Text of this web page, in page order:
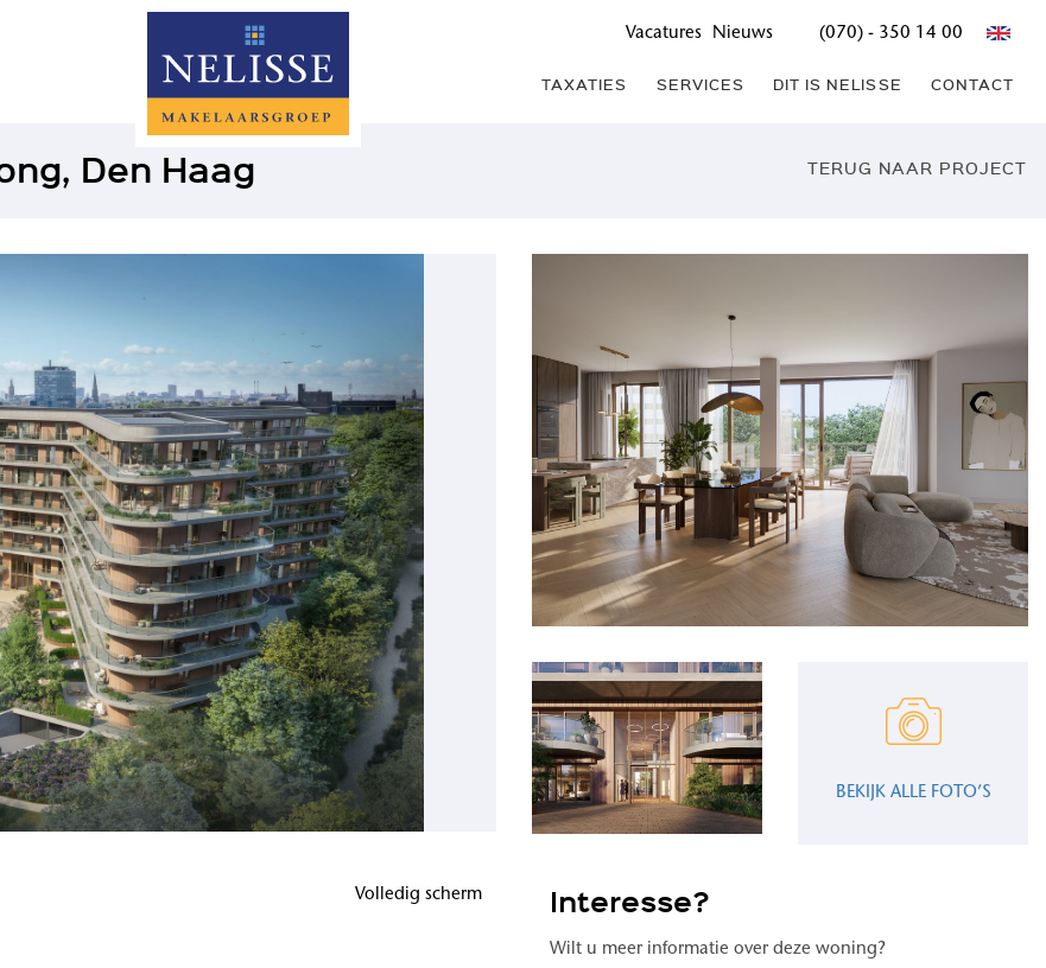
Vacatures Nieuws (070) - 350 14 00
TAXATIES SERVICES DIT IS NELISSE CONTACT
Den Haag TERUG NAAR PROJECT
Volledig scherm
BEKIJK ALLE FOTO’S
Interesse?
Wilt u meer informatie over deze woning?